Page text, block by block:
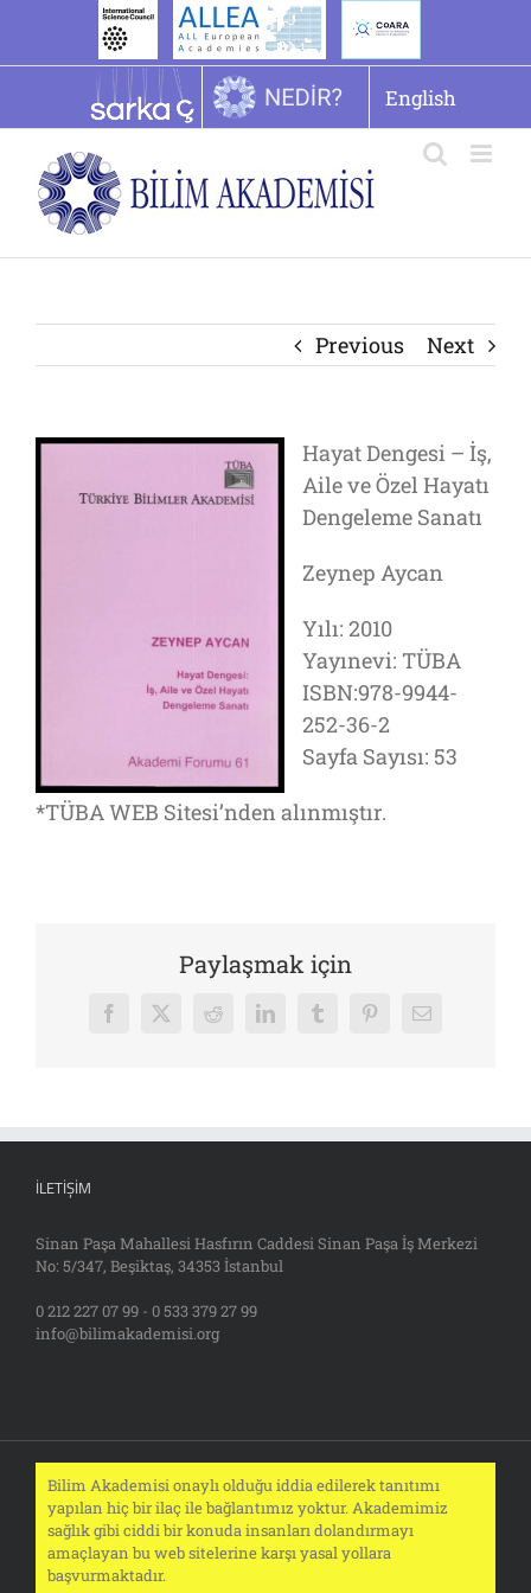
English
Previous Next
Hayat Dengesi – İş,
Aile ve Özel Hayatı
Dengeleme Sanatı
Zeynep Aycan
Yılı: 2010
Yayınevi: TÜBA
ISBN:978-9944-
252-36-2
Sayfa Sayısı: 53
*TÜBA WEB Sitesi’nden alınmıştır.
Paylaşmak için
Facebook
X Reddit LinkedInTumblrPinterest
E-
İLETIŞIM
Sinan Paşa Mahallesi Hasfırın Caddesi Sinan Paşa İş Merkezi
No: 5/347, Beşiktaş, 34353 İstanbul
0 212 227 07 99 - 0 533 379 27 99
info@bilimakademisi.org
Bilim Akademisi onaylı olduğu iddia edilerek tanıtımı
yapılan hiç bir ilaç ile bağlantımız yoktur. Akademimiz
sağlık gibi ciddi bir konuda insanları dolandırmayı
amaçlayan bu web sitelerine karşı yasal yollara
başvurmaktadır.